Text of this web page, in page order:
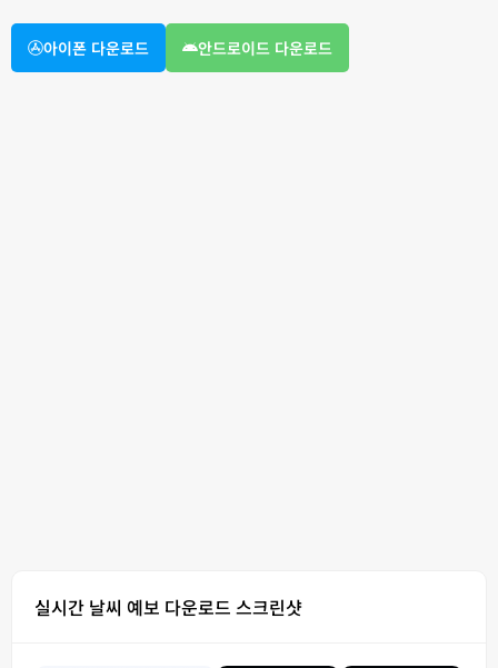
아이폰 다운로드 안드로이드 다운로드
실시간 날씨 예보 다운로드 스크린샷